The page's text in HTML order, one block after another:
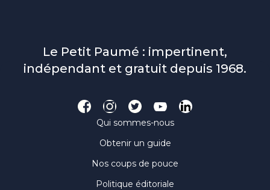
Le Petit Paumé : impertinent,
indépendant et gratuit depuis 1968.
Qui sommes-nous
Obtenir un guide
Nos coups de pouce
Politique éditoriale